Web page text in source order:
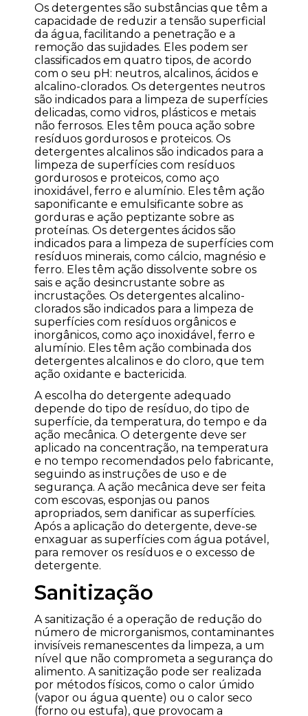
Os detergentes são substâncias que têm a
capacidade de reduzir a tensão superficial
da água, facilitando a penetração e a
remoção das sujidades. Eles podem ser
classificados em quatro tipos, de acordo
com o seu pH: neutros, alcalinos, ácidos e
alcalino-clorados. Os detergentes neutros
são indicados para a limpeza de superfícies
delicadas, como vidros, plásticos e metais
não ferrosos. Eles têm pouca ação sobre
resíduos gordurosos e proteicos. Os
detergentes alcalinos são indicados para a
limpeza de superfícies com resíduos
gordurosos e proteicos, como aço
inoxidável, ferro e alumínio. Eles têm ação
saponificante e emulsificante sobre as
gorduras e ação peptizante sobre as
proteínas. Os detergentes ácidos são
indicados para a limpeza de superfícies com
resíduos minerais, como cálcio, magnésio e
ferro. Eles têm ação dissolvente sobre os
sais e ação desincrustante sobre as
incrustações. Os detergentes alcalino-
clorados são indicados para a limpeza de
superfícies com resíduos orgânicos e
inorgânicos, como aço inoxidável, ferro e
alumínio. Eles têm ação combinada dos
detergentes alcalinos e do cloro, que tem
ação oxidante e bactericida.
A escolha do detergente adequado
depende do tipo de resíduo, do tipo de
superfície, da temperatura, do tempo e da
ação mecânica. O detergente deve ser
aplicado na concentração, na temperatura
e no tempo recomendados pelo fabricante,
seguindo as instruções de uso e de
segurança. A ação mecânica deve ser feita
com escovas, esponjas ou panos
apropriados, sem danificar as superfícies.
Após a aplicação do detergente, deve-se
enxaguar as superfícies com água potável,
para remover os resíduos e o excesso de
detergente.
Sanitização
A sanitização é a operação de redução do
número de microrganismos, contaminantes
invisíveis remanescentes da limpeza, a um
nível que não comprometa a segurança do
alimento. A sanitização pode ser realizada
por métodos físicos, como o calor úmido
(vapor ou água quente) ou o calor seco
(forno ou estufa), que provocam a